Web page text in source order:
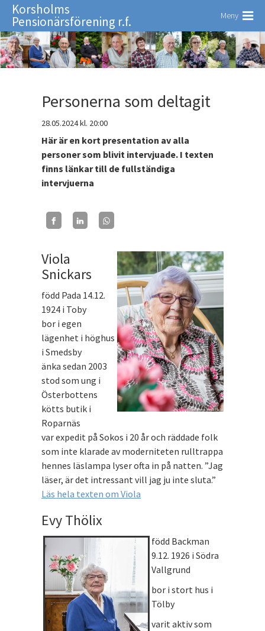
Korsholms
Pensionärsförening r.f. Meny
Personerna som deltagit
28.05.2024kl. 20:00
Här är en kort presentation av alla
personer som blivit intervjuade. I texten
finns länkar till de fullständiga
intervjuerna
Viola
Snickars
född Pada 14.12.
1924 i Toby
bor i egen
lägenhet i höghus
i Smedsby
änka sedan 2003
stod som ung i
Österbottens
kötts butik i
Roparnäs
var expedit på Sokos i 20 år och räddade folk
som inte klarade av moderniteten rulltrappa
hennes läslampa lyser ofta in på natten. ”Jag
läser, är det intressant vill jag ju inte sluta.”
Läs hela texten om Viola
Evy Thölix
född Backman
9.12. 1926 i Södra
Vallgrund
bor i stort hus i
Tölby
varit aktiv som